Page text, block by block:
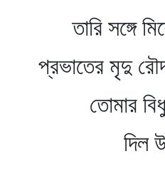
তারি সঙ্গে
প্রভাতের মৃদু
তোমার বিধুর
দিল